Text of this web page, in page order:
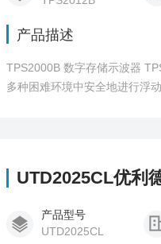
产品描述
TPS2000B 数字存储示波器
多种困难环境中安全地进行浮
UTD2025CL优利
产品型号
UTD2025CL